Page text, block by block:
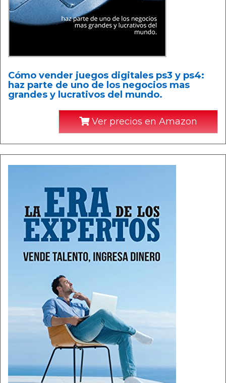
Cómo vender juegos digitales ps3 y ps4:
haz parte de uno de los negocios mas
grandes y lucrativos del mundo.
Ver precios en Amazon